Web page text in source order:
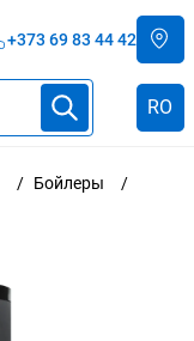
+373 69 83 44 42
RO
Бойлеры